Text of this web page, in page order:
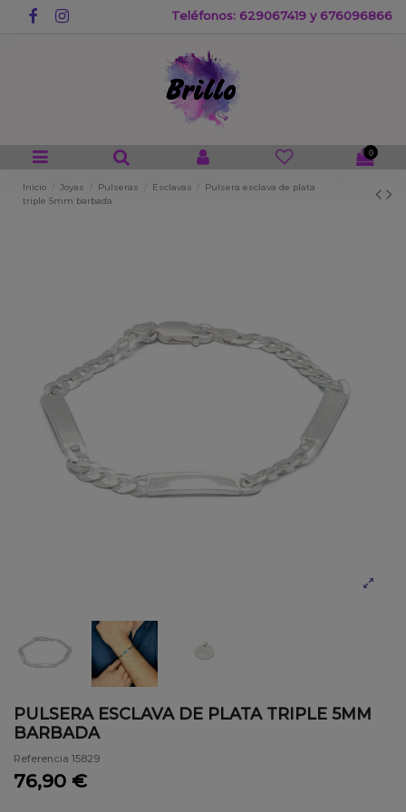
Teléfonos: 629067419 y 676096866
0
Inicio Joyas Pulseras Esclavas
Pulsera esclava de plata
triple 5mm barbada
PULSERA ESCLAVA DE PLATA TRIPLE 5MM
BARBADA
Referencia 15829
76,90 €